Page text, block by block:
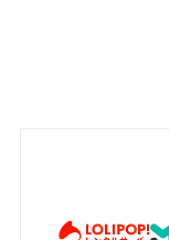
トの参加
といいま
当社は、
合、当該